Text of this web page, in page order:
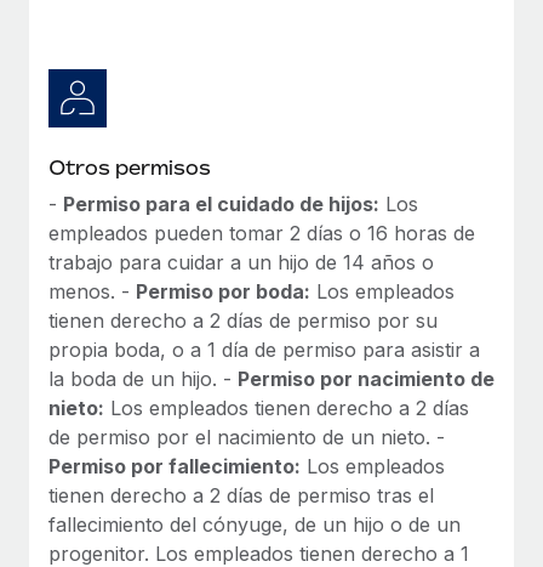
Otros permisos
- Permiso para el cuidado de hijos: Los
empleados pueden tomar 2 días o 16 horas de
trabajo para cuidar a un hijo de 14 años o
menos. - Permiso por boda: Los empleados
tienen derecho a 2 días de permiso por su
propia boda, o a 1 día de permiso para asistir a
la boda de un hijo. - Permiso por nacimiento de
nieto: Los empleados tienen derecho a 2 días
de permiso por el nacimiento de un nieto. -
Permiso por fallecimiento: Los empleados
tienen derecho a 2 días de permiso tras el
fallecimiento del cónyuge, de un hijo o de un
progenitor. Los empleados tienen derecho a 1